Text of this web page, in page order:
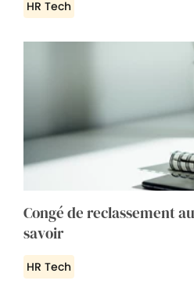
HR Tech
Congé de reclassement
savoir
HR Tech